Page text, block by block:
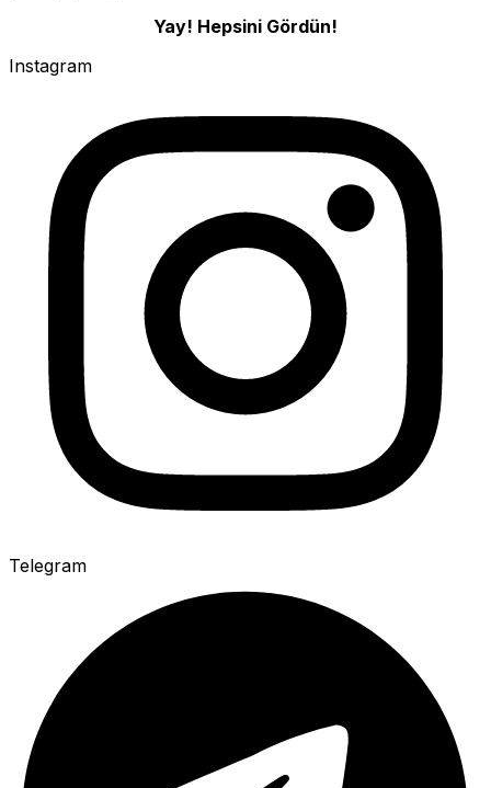
Yay! Hepsini Gördün!
Instagram
Telegram